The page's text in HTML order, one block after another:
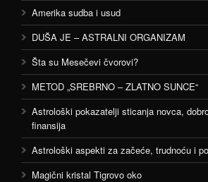
Amerika sudba i usud
DUŠA JE – ASTRALNI ORGANIZAM
Šta su Mesečevi čvorovi?
METOD „SREBRNO – ZLATNO SUNCE“
Astrološki pokazatelji sticanja novca,
finansija
Astrološki aspekti za začeće, trudnoću i
Magični kristal Tigrovo oko